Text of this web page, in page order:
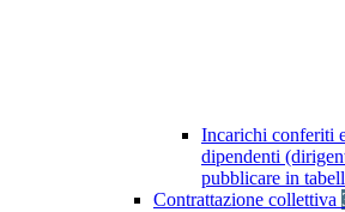
Incarichi conferiti
dipendenti
pubblicare in
Contrattazione collettiva